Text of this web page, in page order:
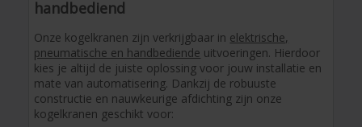
handbediend
Onze kogelkranen zijn verkrijgbaar in elektrische,
pneumatische en handbediende uitvoeringen. Hierdoor
kies je altijd de juiste oplossing voor jouw installatie en
mate van automatisering. Dankzij de robuuste
constructie en nauwkeurige afdichting zijn onze
kogelkranen geschikt voor: